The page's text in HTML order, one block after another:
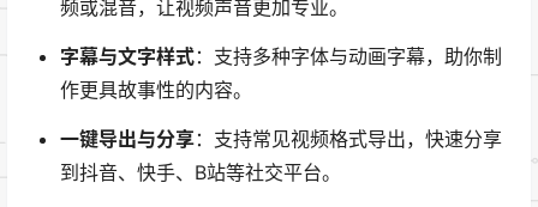
频或混音，让视频声音更加专业。
字幕与文字样式：支持多种字体与动画字幕，助你制
作更具故事性的内容。
一键导出与分享：支持常见视频格式导出，快速分享
到抖音、快手、B站等社交平台。